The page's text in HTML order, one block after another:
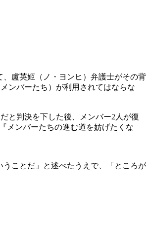
、盧英姬（ノ・ヨンヒ）弁護士がその背
ンバーたち）が利用されてはならな
と判決を下した後、メンバー2人が復
メンバーたちの進む道を妨げたくな
ことだ」と述べたうえで、「ところが